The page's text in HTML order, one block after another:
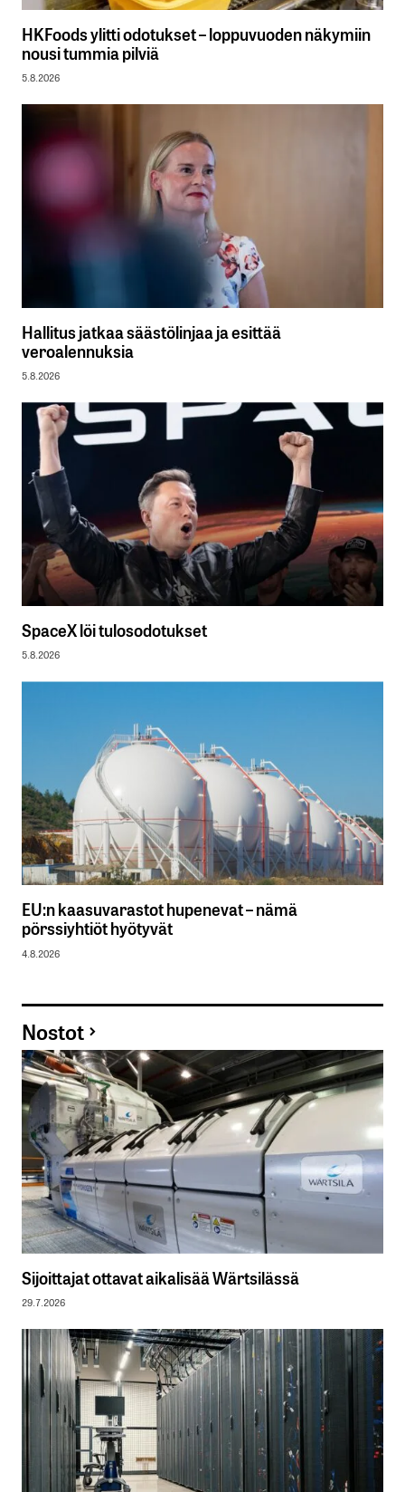
HKFoods ylitti odotukset – loppuvuoden näkymiin
nousi tummia pilviä
5.8.2026
Hallitus jatkaa säästölinjaa ja esittää
veroalennuksia
5.8.2026
SpaceX löi tulosodotukset
5.8.2026
EU:n kaasuvarastot hupenevat – nämä
pörssiyhtiöt hyötyvät
4.8.2026
Nostot
Sijoittajat ottavat aikalisää Wärtsilässä
29.7.2026